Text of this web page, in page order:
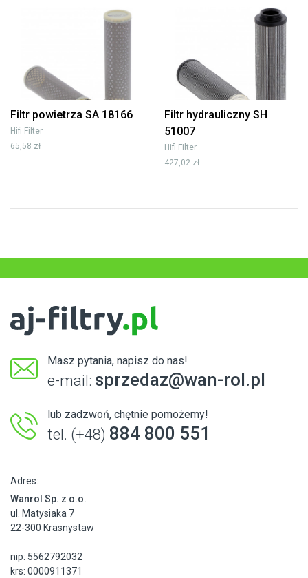
Filtr powietrza SA 18166
Hifi Filter
65,58 zł
Filtr hydrauliczny SH
51007
Hifi Filter
427,02 zł
Masz pytania, napisz do nas!
e-mail: sprzedaz@wan-rol.pl
lub zadzwoń, chętnie pomożemy!
tel. (+48) 884 800 551
Adres:
Wanrol Sp. z o.o.
ul. Matysiaka 7
22-300 Krasnystaw
nip: 5562792032
krs: 0000911371